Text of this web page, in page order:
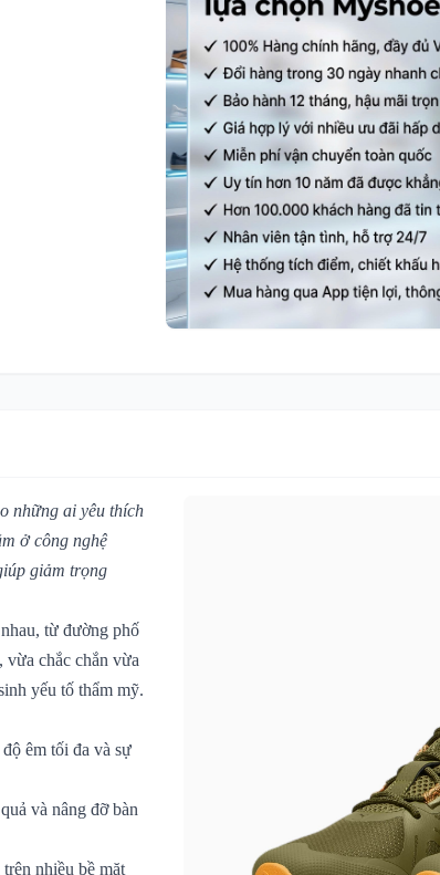
những ai yêu thích
ở công nghệ
giảm trọng
từ đường phố
vừa chắc chắn vừa
yếu tố thẩm mỹ.
êm tối đa và sự
và nâng đỡ bàn
nhiều bề mặt